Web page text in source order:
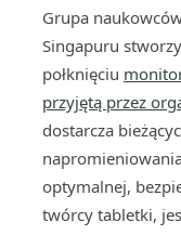
Grupa
Singapuru
połknięciu
przyjętą przez
dostarcza
optymalnej,
twórcy tabletki,